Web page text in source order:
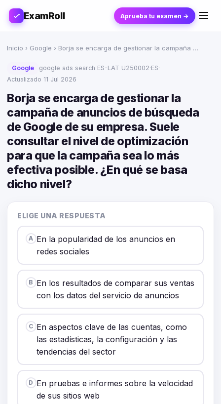
ExamRoll Aprueba tu examen →
Inicio › Google › Borja se encarga de gestionar la campaña …
Google google ads search ES-LAT U250002·ES·
Actualizado 11 Jul 2026
Borja se encarga de gestionar la
campaña de anuncios de búsqueda
de Google de su empresa. Suele
consultar el nivel de optimización
para que la campaña sea lo más
efectiva posible. ¿En qué se basa
dicho nivel?
ELIGE UNA RESPUESTA
A En la popularidad de los anuncios en
redes sociales
B En los resultados de comparar sus ventas
con los datos del servicio de anuncios
C En aspectos clave de las cuentas, como
las estadísticas, la configuración y las
tendencias del sector
D En pruebas e informes sobre la velocidad
de sus sitios web